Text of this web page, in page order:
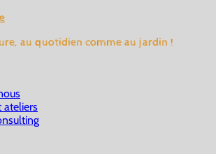
au quotidien comme au jardin !
ateliers